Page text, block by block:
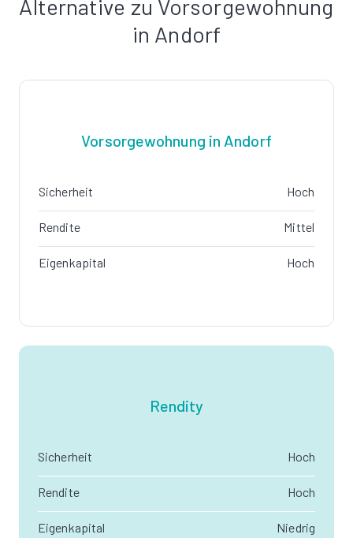
Alternative zu Vorsorgewohnung
in Andorf
Vorsorgewohnung in Andorf
Sicherheit Hoch
Rendite Mittel
Eigenkapital Hoch
Rendity
Sicherheit Hoch
Rendite Hoch
Eigenkapital Niedrig